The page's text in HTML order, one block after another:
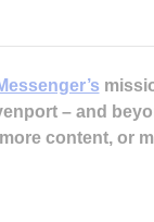
– and
content, or